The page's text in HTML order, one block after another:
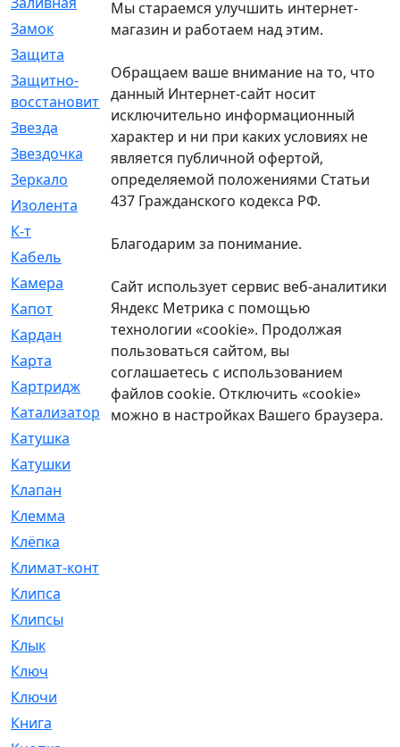
Замок
[12]
Защита
Защитно-
восстановительный
[4]
Звезда
Звездочка
[5]
Зеркало
[369]
Изолента
[1]
К-т
Кабель
[50]
Камера
[4]
Капот
[144]
Кардан
[131]
Карта
[2]
Картридж
[250]
Катализатор
[1]
Катушка
Катушки
Клапан
Клемма
Клёпка
Климат-контроль
Клипса
Клипсы
Клык
Ключ
Ключи
Книга
Мы стараемся улучшить интернет-
магазин и работаем над этим.
Обращаем ваше внимание на то, что
данный Интернет-сайт носит
исключительно информационный
характер и ни при каких условиях не
является публичной офертой,
определяемой положениями Статьи
437 Гражданского кодекса РФ.
Благодарим за понимание.
Сайт использует сервис веб-аналитики
Яндекс Метрика с помощью
технологии «cookie». Продолжая
пользоваться сайтом, вы
соглашаетесь с использованием
файлов cookie. Отключить «cookie»
можно в настройках Вашего браузера.